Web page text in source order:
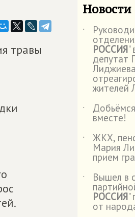
травы
Новости
˙
РОССИЯ"
депутат
жителей
˙
вместе!
˙
ЖКХ,
Мария
прием
˙
Вышел в
РОССИЯ"
от